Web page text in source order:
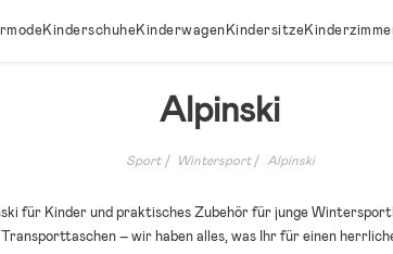
KinderschuheKinderwagenKindersitze
Alpinski
Sport Wintersport Alpinski
für Kinder und praktisches Zubehör für junge
– wir haben alles, was Ihr für einen